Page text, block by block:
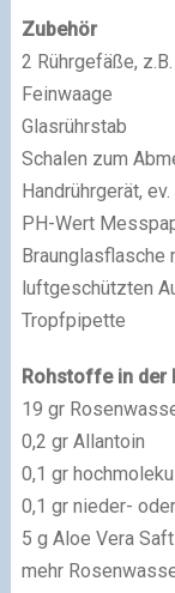
Zubehör
2 Rührgefäße,
Feinwaage
Glasrührstab
Schalen zum
Handrührgerät,
PH-Wert
Braunglasflasche
luftgeschützten
Tropfpipette
Rohstoffe in der
19 gr
0,2 gr Allantoin
0,1 gr
0,1 gr nieder-
5 g Aloe Vera
mehr